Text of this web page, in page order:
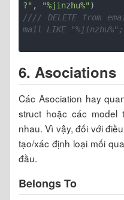
?" , "%jinzhu%"
//// DELETE from
mail LIKE "%jinzhu%";
6. Asociations
Các Asociation hay
struct hoặc các model
nhau. Vì vậy, đối với
tạo/xác định loại mối
đầu.
Belongs To